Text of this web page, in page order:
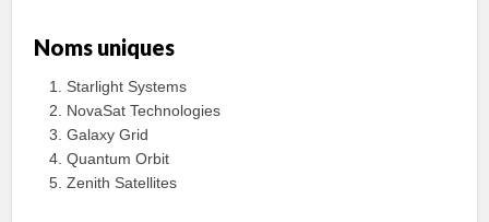
Noms uniques
Starlight Systems
NovaSat Technologies
Galaxy Grid
Quantum Orbit
Zenith Satellites